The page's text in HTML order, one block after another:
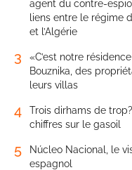
agent du contre-
liens entre le régime
et l’Algérie
3
«C’est notre
Bouznika, des
leurs villas
4
Trois dirhams de
chiffres sur le gasoil
5
Núcleo Nacional, le
espagnol